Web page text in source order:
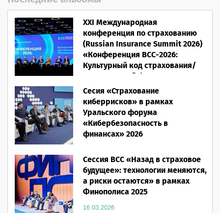
XXI Международная
конференция по страхованию
(Russian Insurance Summit 2026)
«Конференция ВСС-2026:
Культурный код страхования/
Человеческий фактор»
28.05.2026
Сесия «Страхование
киберрисков» в рамках
Уральского форума
«Кибербезопасность в
финансах» 2026
Сессия ВСС «Назад в страховое
будущее»: технологии меняются,
а риски остаются» в рамках
Финополиса 2025
16.03.2026